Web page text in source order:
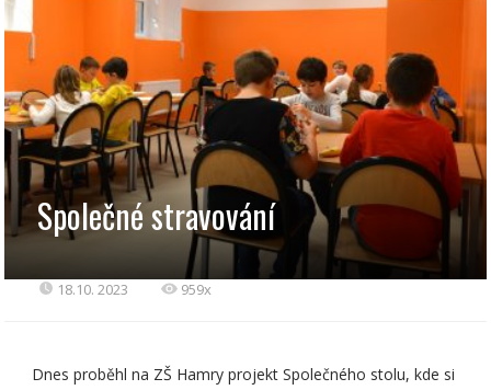
Společné stravování
18.10. 2023 959x
Dnes proběhl na ZŠ Hamry projekt Společného stolu, kde si